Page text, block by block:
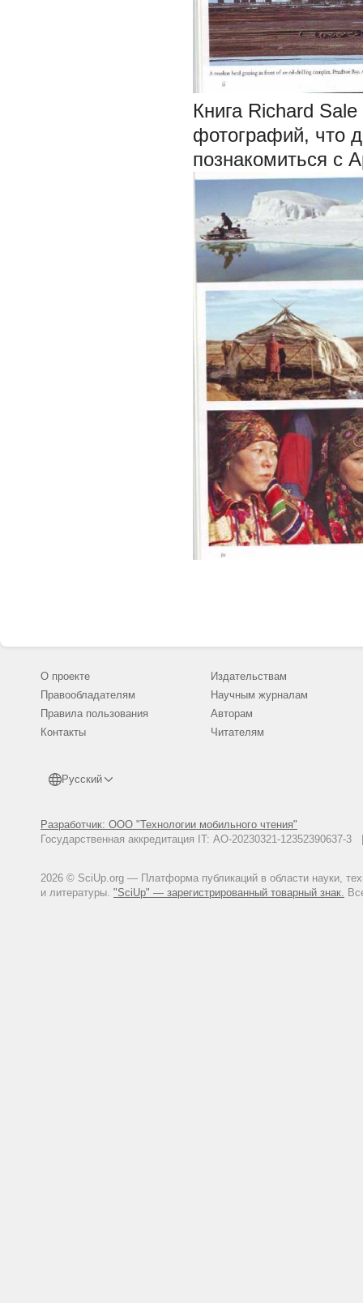
Книга Richard
фотографий, что
познакомиться с
О проекте
Правообладателям
Правила пользования
Контакты
Русский
Разработчик: ООО "Технологии мобильного чтения"
Государственная аккредитация IT: АО-20230321-
2026 © SciUp.org — Платформа публикаций в области науки,
и литературы. "SciUp" — зарегистрированный товарный знак.
Издательствам
Научным журналам
Авторам
Читателям